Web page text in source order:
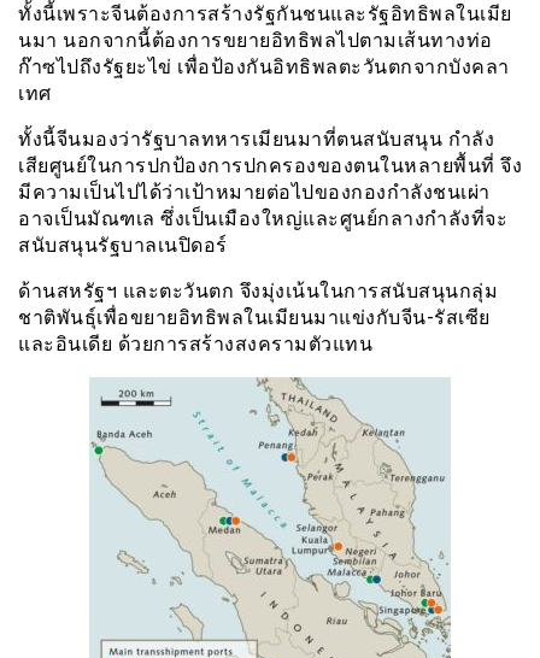
ทั้งนี้เพราะจีนต้องการสร้างรัฐกันชนและรัฐอิทธิพลในเมีย
นมา นอกจากนี้ต้องการขยายอิทธิพลไปตามเส้นทางท่อ
ก๊าซไปถึงรัฐยะไข่ เพื่อป้องกันอิทธิพลตะวันตกจากบังคลา
เทศ
ทั้งนี้จีนมองว่ารัฐบาลทหารเมียนมาที่ตนสนับสนุน กำลัง
เสียศูนย์ในการปกป้องการปกครองของตนในหลายพื้นที่ จึง
มีความเป็นไปได้ว่าเป้าหมายต่อไปของกองกำลังชนเผ่า
อาจเป็นมัณฑเล ซึ่งเป็นเมืองใหญ่และศูนย์กลางกำลังที่จะ
สนับสนุนรัฐบาลเนปิดอร์
ด้านสหรัฐฯ และตะวันตก จึงมุ่งเน้นในการสนับสนุนกลุ่ม
ชาติพันธุ์เพื่อขยายอิทธิพลในเมียนมาแข่งกับจีน-รัสเซีย
และอินเดีย ด้วยการสร้างสงครามตัวแทน